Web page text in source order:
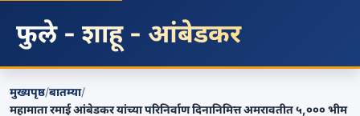
फुले - शाहू - आंबेडकर
मुख्यपृष्ठ/बातम्या/
महामाता रमाई आंबेडकर यांच्या परिनिर्वाण दिनानिमित्त अमरावतीत ५,००० भीम